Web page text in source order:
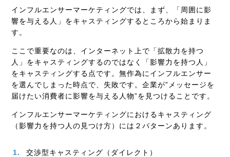
インフルエンサーマーケティングでは、まず、「周囲に影
響を与える人」をキャスティングするところから始まりま
す。
ここで重要なのは、インターネット上で「拡散力を持つ
人」をキャスティングするのではなく「影響力を持つ人」
をキャスティングする点です。無作為にインフルエンサー
を選んでしまった時点で、失敗です。企業が”メッセージを
届けたい消費者に影響を与える人物”を見つけることです。
インフルエンサーマーケティングにおけるキャスティング
（影響力を持つ人の見つけ方）には２パターンあります。
交渉型キャスティング （ダイレクト）